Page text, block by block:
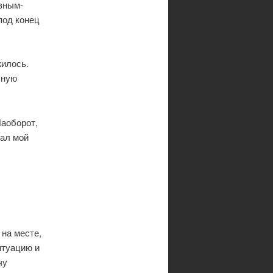
конец
мой
месте,
и